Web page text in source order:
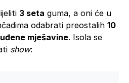
3 seta guma, a oni će u
odabrati preostalih 10
mješavine. Isola se
show: